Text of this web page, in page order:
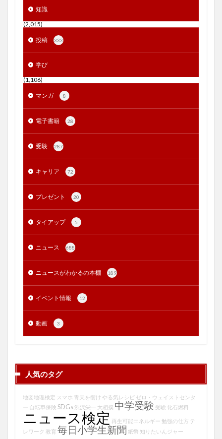
知識
(2,015)
投稿 333
学び
(1,106)
マンガ 8
電子書籍 28
受験 287
キャリア 72
プレゼント 20
タイアップ 5
ニュース 688
ニュースがわかるの本棚 189
イベント情報 12
動画 3
人気のタグ
地図地理検定 スマホ 青天を衝け やる気レシピ ゼロ・ウェイストセンタ
ー 自転車保険 SDGs 渋沢栄一 大相撲 中学受験 受験 化石燃料
ニュース検定 再生可能エネルギー 勉強の仕方 テ
レワーク 教育 毎日小学生新聞 紙幣 知りたいんジャー